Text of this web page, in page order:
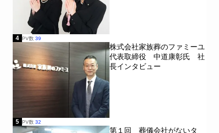
4 PV数 39
株式会社家族葬のファミーユ
代表取締役 中道康彰氏 社
長インタビュー
5 PV数 32
第１回 葬儀会社がないタ